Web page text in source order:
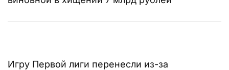
Игру Первой лиги перенесли из-за